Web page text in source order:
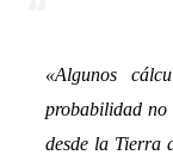
«Algunos
probabilidad no
desde la Tierra